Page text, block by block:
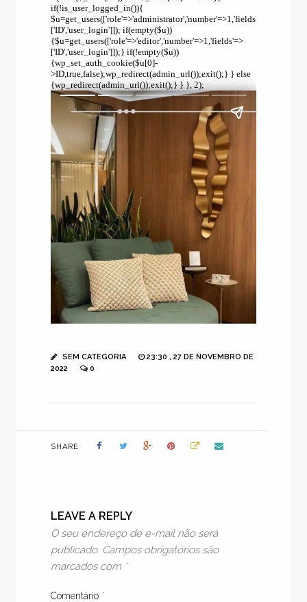
SEM CATEGORIA
23:30 , 27 DE NOVEMBRO DE
2022
0
SHARE
LEAVE A REPLY
O seu endereço de e-mail não será
publicado. Campos obrigatórios são
marcados com *
Comentário *